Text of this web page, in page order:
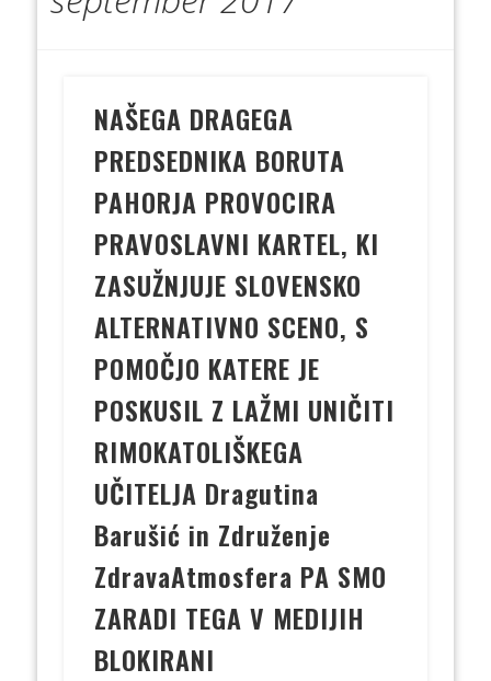
NAŠEGA DRAGEGA
PREDSEDNIKA BORUTA
PAHORJA PROVOCIRA
PRAVOSLAVNI KARTEL, KI
ZASUŽNJUJE SLOVENSKO
ALTERNATIVNO SCENO, S
POMOČJO KATERE JE
POSKUSIL Z LAŽMI UNIČITI
RIMOKATOLIŠKEGA
UČITELJA Dragutina
Barušić in Združenje
ZdravaAtmosfera PA SMO
ZARADI TEGA V MEDIJIH
BLOKIRANI